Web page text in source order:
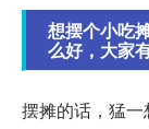
想摆个小吃
么好，大家
摆摊的话，猛